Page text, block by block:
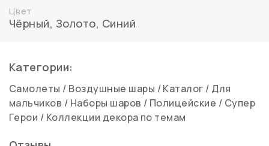
Цвет
Чёрный, Золото, Синий
Категории:
Самолеты / Воздушные шары /Каталог / Для
мальчиков / Наборы шаров / Полицейские / Супер
Герои / Коллекции декора по темам